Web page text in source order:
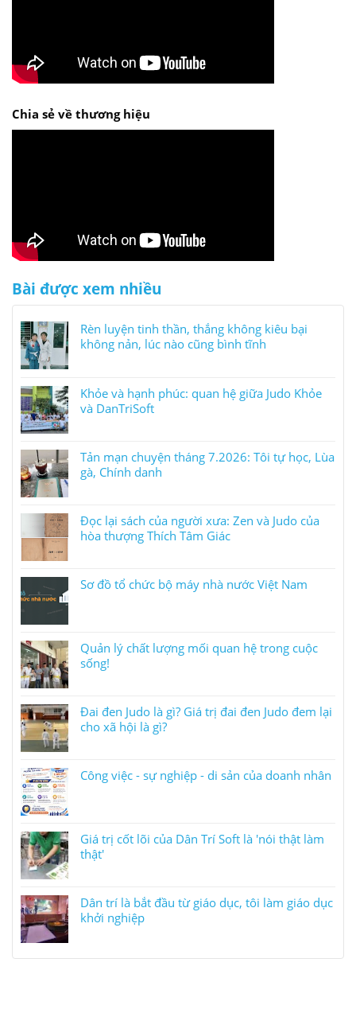
Chia sẻ về thương hiệu
Bài được xem nhiều
Rèn luyện tinh thần, thắng không kiêu bại
không nản, lúc nào cũng bình tĩnh
Khỏe và hạnh phúc: quan hệ giữa Judo Khỏe
và DanTriSoft
Tản mạn chuyện tháng 7.2026: Tôi tự học, Lùa
gà, Chính danh
Đọc lại sách của người xưa: Zen và Judo của
hòa thượng Thích Tâm Giác
Sơ đồ tổ chức bộ máy nhà nước Việt Nam
Quản lý chất lượng mối quan hệ trong cuộc
sống!
Đai đen Judo là gì? Giá trị đai đen Judo đem lại
cho xã hội là gì?
Công việc - sự nghiệp - di sản của doanh nhân
Giá trị cốt lõi của Dân Trí Soft là 'nói thật làm
thật'
Dân trí là bắt đầu từ giáo dục, tôi làm giáo dục
khởi nghiệp